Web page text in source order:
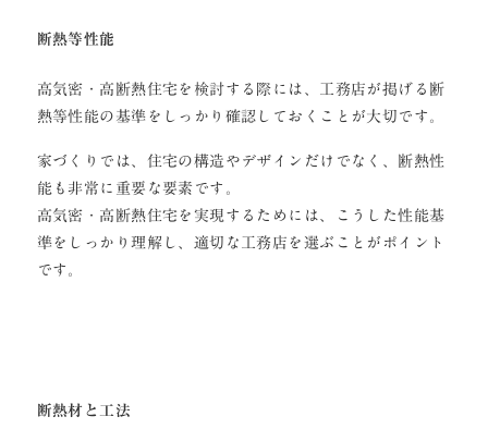
断熱等性能
高気密・高断熱住宅を検討する際には、工務店が掲げる断
熱等性能の基準をしっかり確認しておくことが大切です。
家づくりでは、住宅の構造やデザインだけでなく、断熱性
能も非常に重要な要素です。
高気密・高断熱住宅を実現するためには、こうした性能基
準をしっかり理解し、適切な工務店を選ぶことがポイント
です。
断熱材と工法